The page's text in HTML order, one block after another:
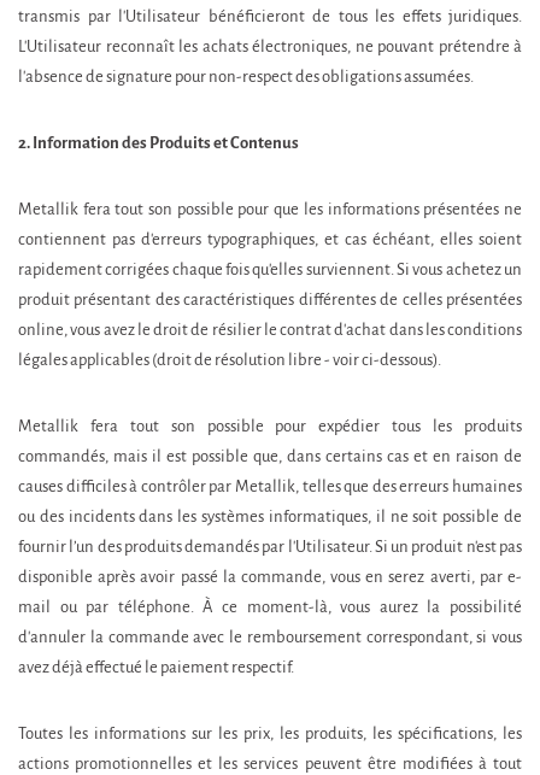
transmis par l'Utilisateur bénéficieront de tous les effets juridiques.
L'Utilisateur reconnaît les achats électroniques, ne pouvant prétendre à
l'absence de signature pour non-respect des obligations assumées.
2. Information des Produits et Contenus
Metallik fera tout son possible pour que les informations présentées ne
contiennent pas d'erreurs typographiques, et cas échéant, elles soient
rapidement corrigées chaque fois qu'elles surviennent. Si vous achetez un
produit présentant des caractéristiques différentes de celles présentées
online, vous avez le droit de résilier le contrat d'achat dans les conditions
légales applicables (droit de résolution libre - voir ci-dessous).
Metallik fera tout son possible pour expédier tous les produits
commandés, mais il est possible que, dans certains cas et en raison de
causes difficiles à contrôler par Metallik, telles que des erreurs humaines
ou des incidents dans les systèmes informatiques, il ne soit possible de
fournir l’un des produits demandés par l'Utilisateur. Si un produit n'est pas
disponible après avoir passé la commande, vous en serez averti, par e-
mail ou par téléphone. À ce moment-là, vous aurez la possibilité
d'annuler la commande avec le remboursement correspondant, si vous
avez déjà effectué le paiement respectif.
Toutes les informations sur les prix, les produits, les spécifications, les
actions promotionnelles et les services peuvent être modifiées à tout